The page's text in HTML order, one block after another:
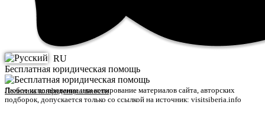
RU
Бесплатная юридическая помощь
Политика конфиденциальности
Любое использование или копирование материалов сайта, авторских
подборок, допускается только со ссылкой на источник: visitsiberia.info